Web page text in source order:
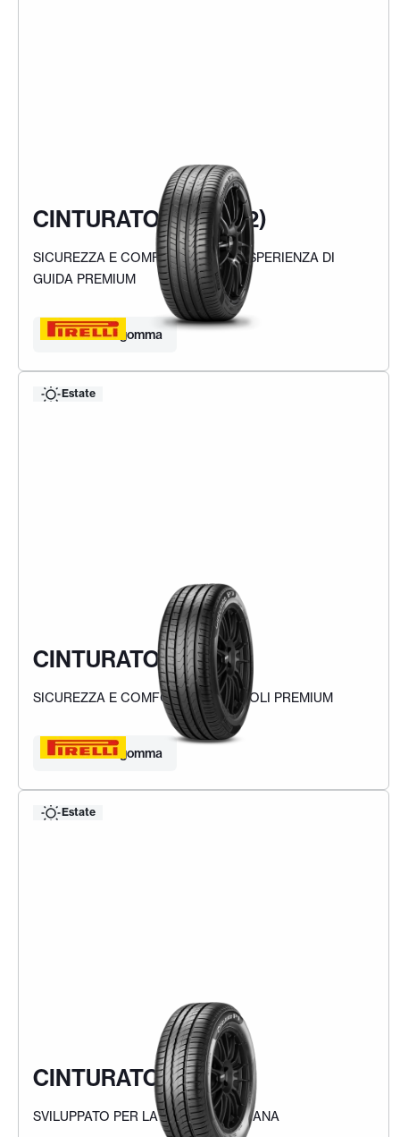
CINTURATO P7 (P7C2)
SICUREZZA E COMFORT PER UN'ESPERIENZA DI
GUIDA PREMIUM
Trova la tua gomma
Estate
CINTURATO P7
SICUREZZA E COMFORT PER VEICOLI PREMIUM
Trova la tua gomma
Estate
CINTURATO P1
SVILUPPATO PER LA MOBILITÀ URBANA